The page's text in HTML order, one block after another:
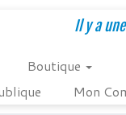
Il y a
Boutique
Mon